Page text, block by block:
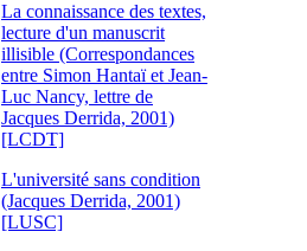
La connaissance des textes,
lecture d'un manuscrit
illisible (Correspondances
entre Simon Hantaï et Jean-
Luc Nancy, lettre de
Jacques Derrida, 2001)
[LCDT]
L'université sans condition
(Jacques Derrida, 2001)
[LUSC]